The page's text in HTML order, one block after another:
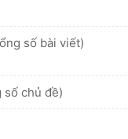
số bài viết)
số chủ đề)